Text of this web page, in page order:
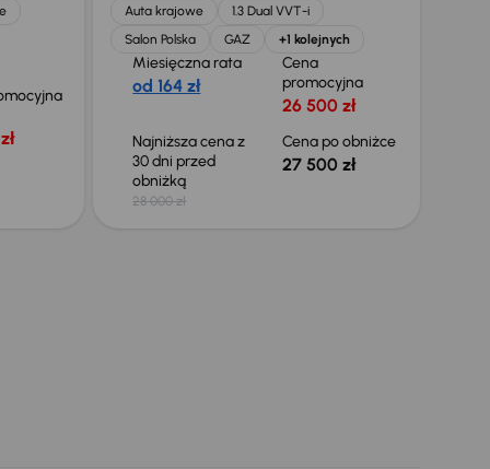
Auta krajowe
1.3 Dual VVT-i
Salon Polska
GAZ +1 kolejnych
Miesięczna rata
od 164 zł
Cena
promocyjna
26 500 zł
Najniższa cena z
30 dni przed
obniżką
28 000 zł
Cena po obniżce
27 500 zł